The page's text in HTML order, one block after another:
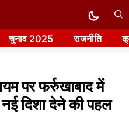
चुनाव 2025 राजनीति
पर फर्रुखाबाद में
दिशा देने की पहल